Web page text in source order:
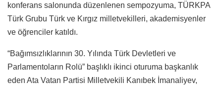
konferans salonunda düzenlenen sempozyuma, TÜRKPA
Türk Grubu Türk ve Kırgız milletvekilleri, akademisyenler
ve öğrenciler katıldı.
“Bağımsızlıklarının 30. Yılında Türk Devletleri ve
Parlamentoların Rolü” başlıklı ikinci oturuma başkanlık
eden Ata Vatan Partisi Milletvekili Kanıbek İmanaliyev,